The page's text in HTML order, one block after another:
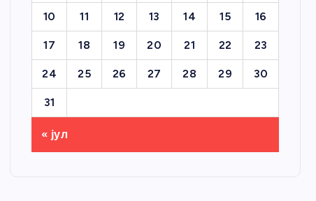
10 11 12 13 14 15 16
17 18 19 20 21 22 23
24 25 26 27 28 29 30
31
« јул